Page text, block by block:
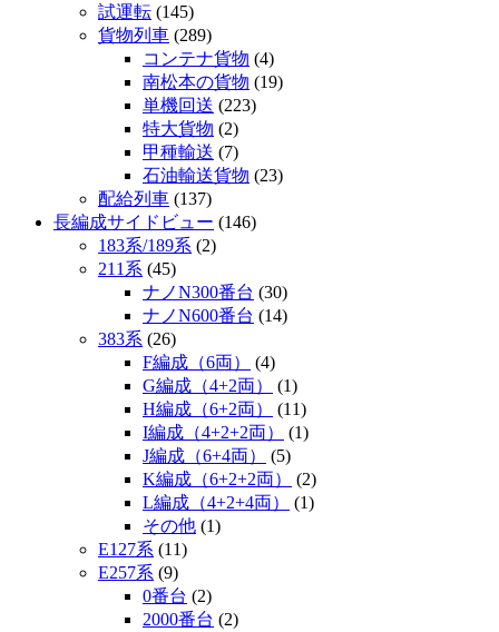
試運転 (145)
貨物列車 (289)
コンテナ貨物 (4)
南松本の貨物 (19)
単機回送 (223)
特大貨物 (2)
甲種輸送 (7)
石油輸送貨物 (23)
配給列車 (137)
長編成サイドビュー (146)
183系/189系 (2)
211系 (45)
ナノN300番台 (30)
ナノN600番台 (14)
383系 (26)
F編成（6両）
(4)
G編成（4+2両）
(1)
H編成（6+2両）
(11)
I編成（4+2+2両）
(1)
J編成（6+4両）
(5)
K編成（6+2+2両）
(2)
L編成（4+2+4両）
(1)
その他 (1)
E127系 (11)
E257系 (9)
0番台 (2)
2000番台 (2)